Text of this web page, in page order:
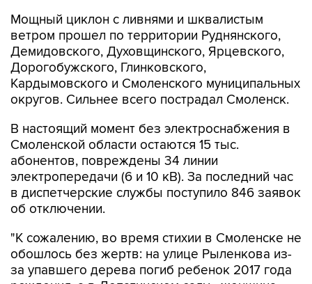
Мощный циклон с ливнями и шквалистым
ветром прошел по территории Руднянского,
Демидовского, Духовщинского, Ярцевского,
Дорогобужского, Глинковского,
Кардымовского и Смоленского муниципальных
округов. Сильнее всего пострадал Смоленск.
В настоящий момент без электроснабжения в
Смоленской области остаются 15 тыс.
абонентов, повреждены 34 линии
электропередачи (6 и 10 кВ). За последний час
в диспетчерские службы поступило 846 заявок
об отключении.
"К сожалению, во время стихии в Смоленске не
обошлось без жертв: на улице Рыленкова из-
за упавшего дерева погиб ребенок 2017 года